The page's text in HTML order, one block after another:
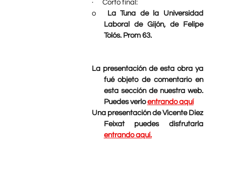
·
Corto final:
o
La Tuna de la Universidad
Laboral de Gijón, de Felipe
Tolós. Prom 63.
La presentación de esta obra ya
fué objeto de comentario en
esta sección de nuestra web.
Puedes verloentrando aquí
Una presentación de Vicente Diez
Feixat puedes disfrutarla
entrando aquí.